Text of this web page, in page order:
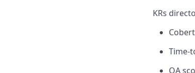
KRs
Time-
QA